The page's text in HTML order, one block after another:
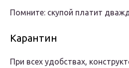
Помните: скупой платит
Карантин
При всех удобствах,